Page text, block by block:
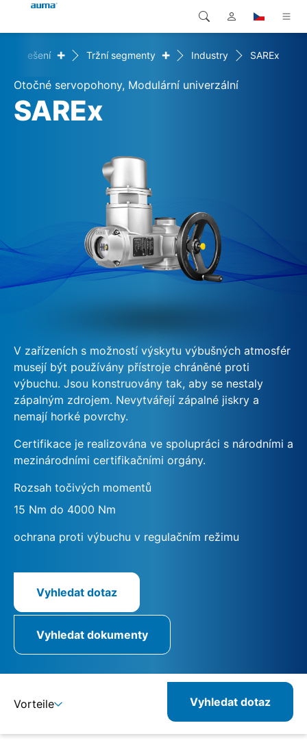
Produkty
Řešení
Global
Evropa
Severní Amerika
Vyhledávání
Řešení + Tržní segmenty + Industry SAREx
Otočné servopohony, Modulární univerzální
SAREx
V zařízeních s možností výskytu výbušných atmosfér
musejí být používány přístroje chráněné proti
výbuchu. Jsou konstruovány tak, aby se nestaly
zápalným zdrojem. Nevytvářejí zápalné jiskry a
nemají horké povrchy.
Certifikace je realizována ve spolupráci s národními a
mezinárodními certifikačními orgány.
Rozsah točivých momentů
15 Nm do 4000 Nm
ochrana proti výbuchu v regulačním režimu
Vyhledat dotaz
Vyhledat dokumenty
Vorteile Vyhledat dotaz